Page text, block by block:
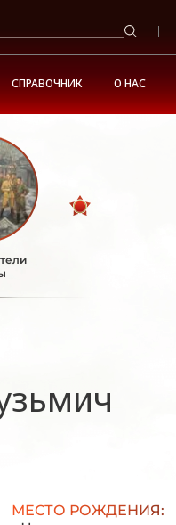
СПРАВОЧНИК О НАС
МЕСТО РОЖДЕНИЯ: